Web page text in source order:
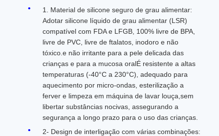
1. Material de silicone seguro de grau alimentar:
Adotar silicone líquido de grau alimentar (LSR)
compatível com FDA e LFGB, 100% livre de BPA,
livre de PVC, livre de ftalatos, inodoro e não
tóxico.e não irritante para a pele delicada das
crianças e para a mucosa oralÉ resistente a altas
temperaturas (-40°C a 230°C), adequado para
aquecimento por micro-ondas, esterilização a
ferver e limpeza em máquina de lavar louça,sem
libertar substâncias nocivas, assegurando a
segurança a longo prazo para o uso das crianças.
2- Design de interligação com várias combinações: